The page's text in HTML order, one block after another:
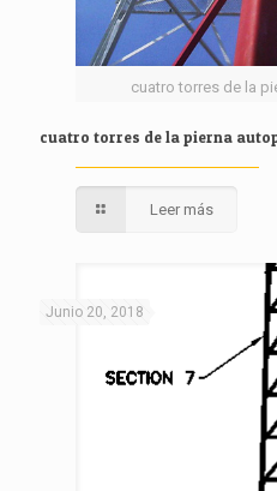
cuatro torres de la
cuatro torres de la pierna
Leer más
Junio 20, 2018